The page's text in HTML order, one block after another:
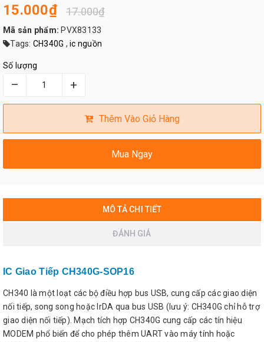
15.000₫ 17.000₫
Mã sản phẩm: PVX83133
Tags: CH340G , ic nguồn
Số lượng
– +
Thêm Vào Giỏ Hàng
Mua Ngay
MÔ TẢ CHI TIẾT
ĐÁNH GIÁ
IC Giao Tiếp CH340G-SOP16
CH340 là một loạt các bộ điều hợp bus USB, cung cấp các giao diện
nối tiếp, song song hoặc IrDA qua bus USB (lưu ý: CH340G chỉ hỗ trợ
giao diện nối tiếp). Mạch tích hợp CH340G cung cấp các tín hiệu
MODEM phổ biến để cho phép thêm UART vào máy tính hoặc